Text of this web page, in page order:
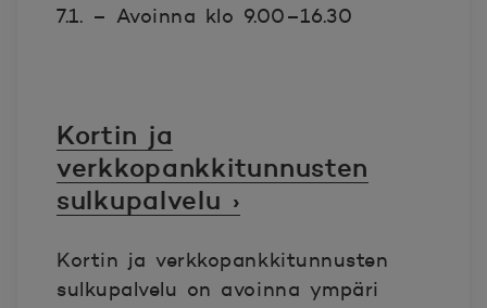
7.1. – Avoinna klo 9.00–16.30
Kortin ja
verkkopankkitunnusten
sulkupalvelu ›
Kortin ja verkkopankkitunnusten
sulkupalvelu on avoinna ympäri